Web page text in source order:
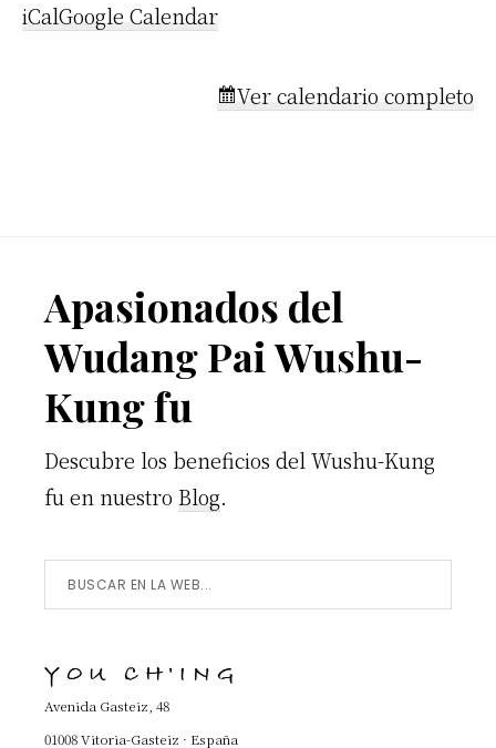
iCalGoogle Calendar
Ver calendario completo
Footer
Apasionados del
Wudang Pai Wushu-
Kung fu
Descubre los beneficios del Wushu-Kung
fu en nuestro Blog.
Buscar
en
Web...
YOU CH'ING
Avenida Gasteiz, 48
01008 Vitoria-Gasteiz · España